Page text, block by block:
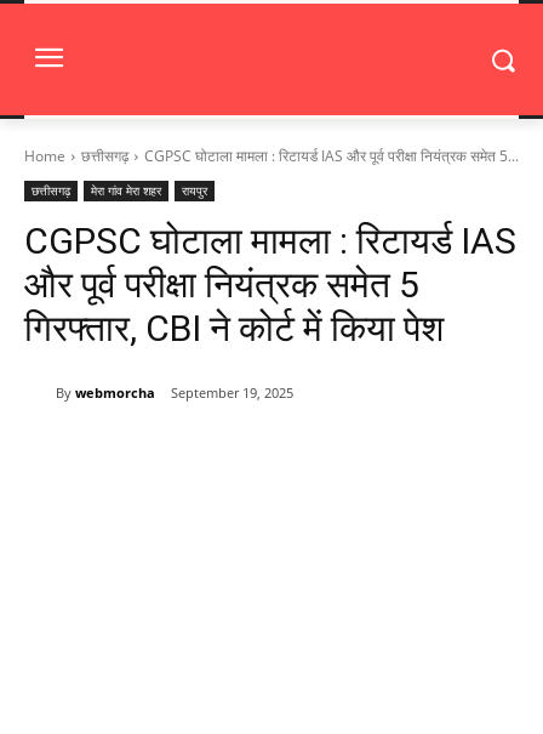
Home छत्तीसगढ़ CGPSC घोटाला मामला : रिटायर्ड IAS और पूर्व परीक्षा नियंत्रक समेत 5...
छत्तीसगढ़ मेरा गांव मेरा शहर रायपुर
CGPSC घोटाला मामला : रिटायर्ड IAS
और पूर्व परीक्षा नियंत्रक समेत 5
गिरफ्तार, CBI ने कोर्ट में किया पेश
By webmorcha September 19, 2025